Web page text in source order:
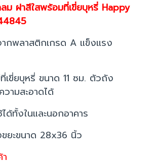
ม ฝาสีใสพร้อมที่เขี่ยบุหรี่ Happy
กพลาสติกเกรด A แข็งแรง
เขี่ยบุหรี่ ขนาด 11 ซม. ตัวถัง
วามสะอาดได้
ได้ทั้งในและนอกอาคาร
ขยะขนาด 28x36 นิ้ว